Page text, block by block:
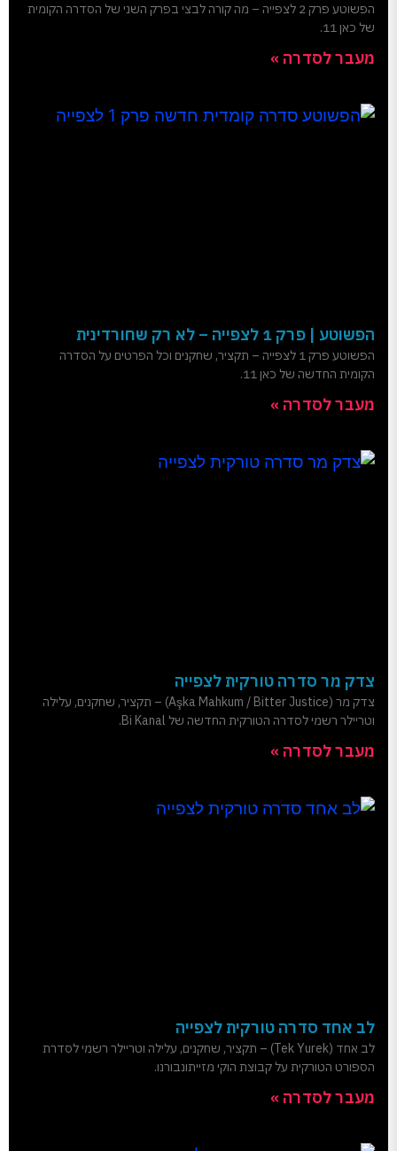
הפשוטע פרק 2 לצפייה – מה קורה לבצי בפרק השני של הסדרה הקומית
של כאן 11.
מעבר לסדרה »
הפשוטע | פרק 1 לצפייה – לא רק שחורדינית
הפשוטע פרק 1 לצפייה – תקציר, שחקנים וכל הפרטים על הסדרה
הקומית החדשה של כאן 11.
מעבר לסדרה »
צדק מר סדרה טורקית לצפייה
צדק מר (Aşka Mahkum / Bitter Justice) – תקציר, שחקנים, עלילה
וטריילר רשמי לסדרה הטורקית החדשה של Bi Kanal.
מעבר לסדרה »
לב אחד סדרה טורקית לצפייה
לב אחד (Tek Yurek) – תקציר, שחקנים, עלילה וטריילר רשמי לסדרת
הספורט הטורקית על קבוצת הוקי מזייתונבורנו.
מעבר לסדרה »